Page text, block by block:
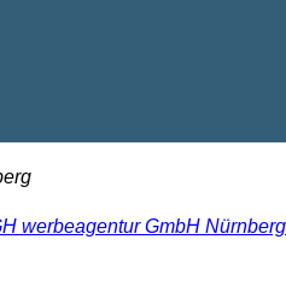
werbeagentur GmbH Nürnberg